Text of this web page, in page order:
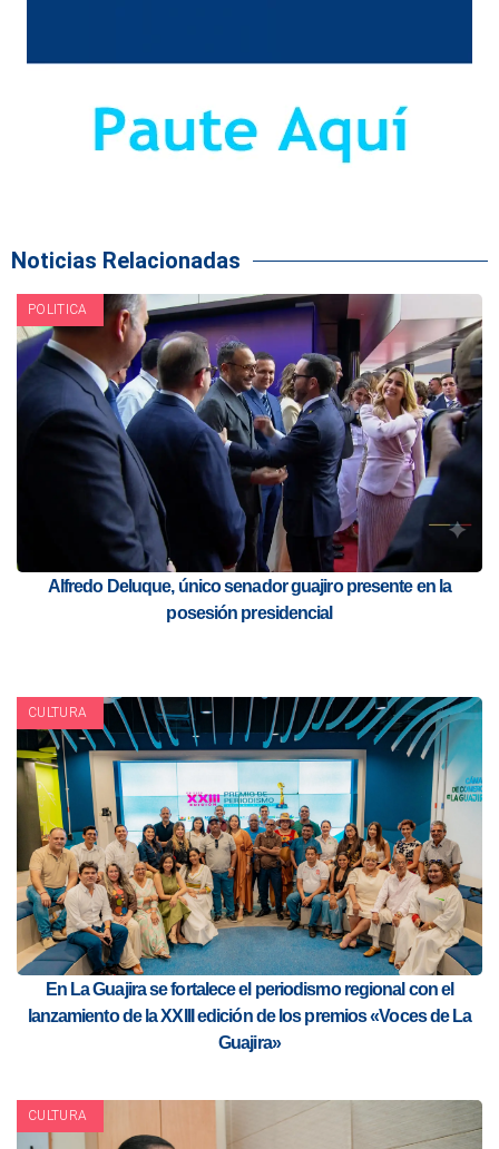
Noticias Relacionadas
POLITICA
Alfredo Deluque, único senador guajiro presente en la
posesión presidencial
CULTURA
En La Guajira se fortalece el periodismo regional con el
lanzamiento de la XXIII edición de los premios «Voces de La
Guajira»
CULTURA